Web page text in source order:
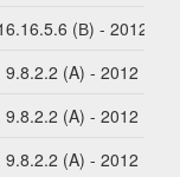
(В) - 2012
(A) - 2012
(A) - 2012
(A) - 2012